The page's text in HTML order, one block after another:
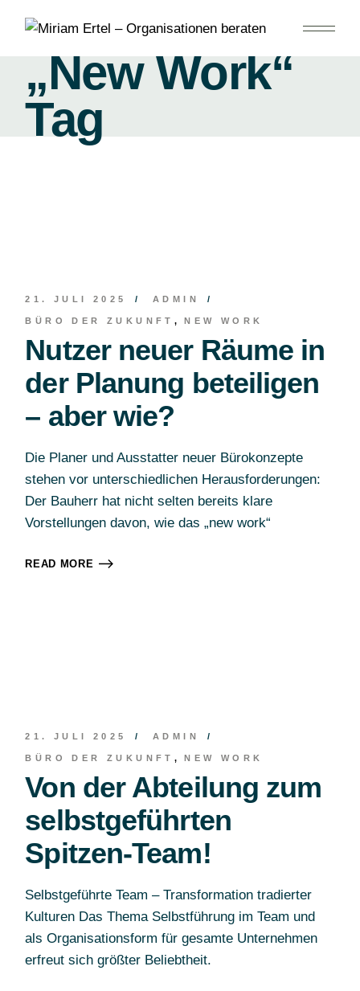
„New Work“
Tag
21. JULI 2025 ADMIN
BÜRO DER ZUKUNFT NEW WORK
Nutzer neuer Räume in
der Planung beteiligen
– aber wie?
Die Planer und Ausstatter neuer Bürokonzepte
stehen vor unterschiedlichen Herausforderungen:
Der Bauherr hat nicht selten bereits klare
Vorstellungen davon, wie das „new work“
READ MORE
21. JULI 2025 ADMIN
BÜRO DER ZUKUNFT NEW WORK
Von der Abteilung zum
selbstgeführten
Spitzen-Team!
Selbstgeführte Team – Transformation tradierter
Kulturen Das Thema Selbstführung im Team und
als Organisationsform für gesamte Unternehmen
erfreut sich größter Beliebtheit.